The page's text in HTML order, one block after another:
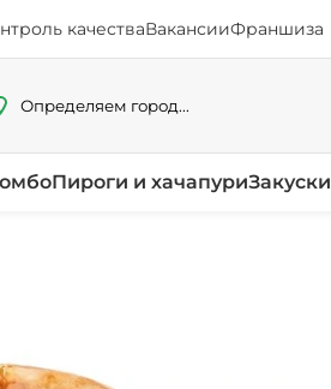
качестваВакансииФраншиза
Определяем город...
Пироги и хачапуриЗакуски